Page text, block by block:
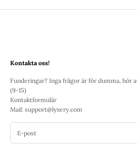
Kontakta oss!
Funderingar? Inga frågor är för dumma, hör
(9-15)
Kontaktformulär
Mail: support@lyxery.com